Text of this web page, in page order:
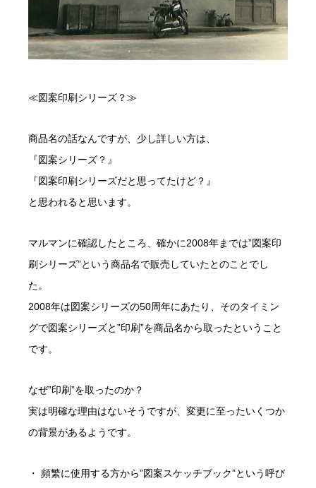
≪図案印刷シリーズ？≫
商品名の話なんですが、少し詳しい方は、
『図案シリーズ？』
『図案印刷シリーズだと思ってたけど？』
と思われると思います。
マルマンに確認したところ、確かに2008年までは”図案印
刷シリーズ”という商品名で販売していたとのことでし
た。
2008年は図案シリーズの50周年にあたり、そのタイミン
グで図案シリーズと”印刷”を商品名から取ったということ
です。
なぜ”印刷”を取ったのか？
実は明確な理由はないそうですが、変更に至ったいくつか
の背景があるようです。
・ 頻繁に使用する方から”図案スケッチブック”という呼び